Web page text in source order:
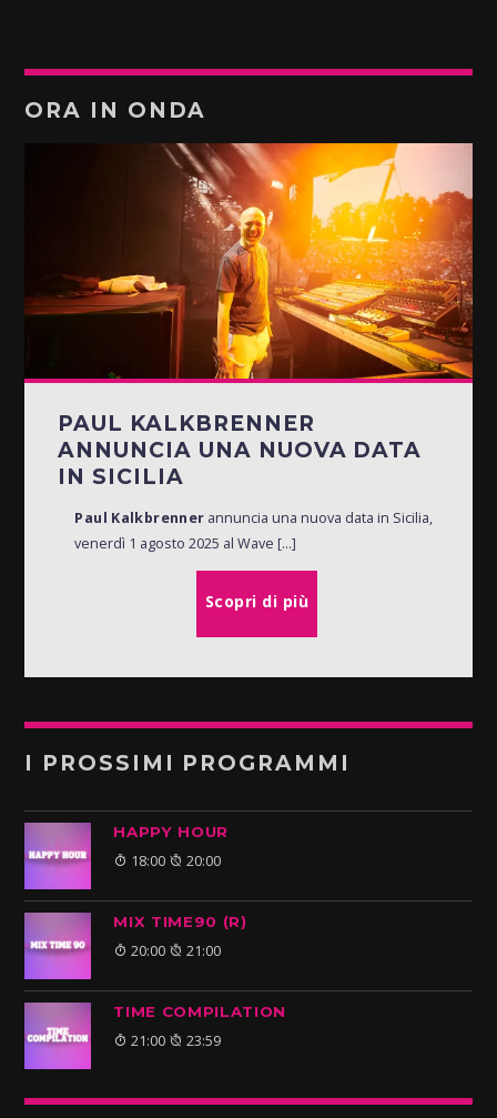
ORA IN ONDA
PAUL KALKBRENNER
ANNUNCIA UNA NUOVA DATA
IN SICILIA
Paul Kalkbrenner annuncia una nuova data in Sicilia,
venerdì 1 agosto 2025 al Wave [...]
Scopri di più
I PROSSIMI PROGRAMMI
HAPPY HOUR
18:00 20:00
MIX TIME90 (R)
20:00 21:00
TIME COMPILATION
21:00 23:59